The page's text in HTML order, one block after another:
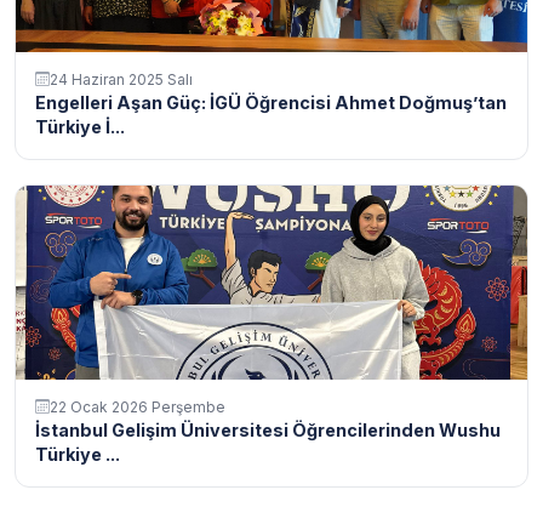
24 Haziran 2025 Salı
Engelleri Aşan Güç: İGÜ Öğrencisi Ahmet Doğmuş’tan
Türkiye İ...
22 Ocak 2026 Perşembe
İstanbul Gelişim Üniversitesi Öğrencilerinden Wushu
Türkiye ...